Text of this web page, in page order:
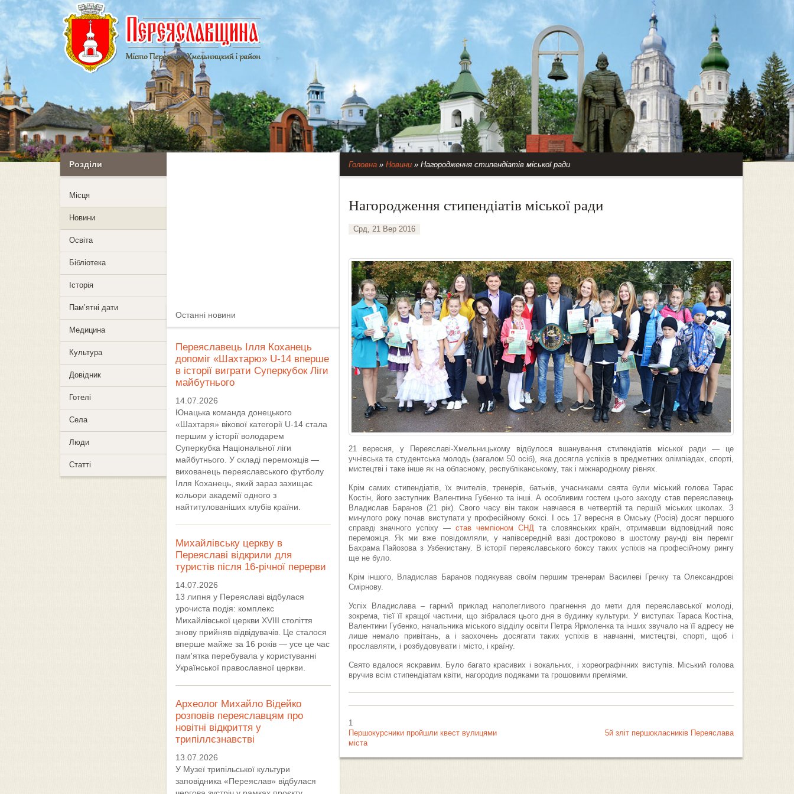
Розділи
Mісця
Новини
Освіта
Бібліотека
Історія
Пам’ятні дати
Медицина
Культура
Довідник
Готелі
Села
Люди
Статті
Останні новини
Переяславець Ілля Коханець
допоміг «Шахтарю» U-14 вперше
в історії виграти Суперкубок Ліги
майбутнього
14.07.2026
Юнацька команда донецького
«Шахтаря» вікової категорії U-14 стала
першим у історії володарем
Суперкубка Національної ліги
майбутнього. У складі переможців —
вихованець переяславського футболу
Ілля Коханець, який зараз захищає
кольори академії одного з
найтитулованіших клубів країни.
Михайлівську церкву в
Переяславі відкрили для
туристів після 16-річної перерви
14.07.2026
13 липня у Переяславі відбулася
урочиста подія: комплекс
Михайлівської церкви XVIII століття
знову прийняв відвідувачів. Це сталося
вперше майже за 16 років — усе це час
пам'ятка перебувала у користуванні
Української православної церкви.
Археолог Михайло Відейко
розповів переяславцям про
новітні відкриття у
трипіллєзнавстві
13.07.2026
У Музеї трипільської культури
заповідника «Переяслав» відбулася
Головна» Новини» Нагородження стипендіатів міської ради
Нагородження стипендіатів міської ради
Срд, 21 Вер 2016
21 вересня, у Переяславі-Хмельницькому відбулося вшанування стипендіатів міської ради — це
учнівська та студентська молодь (загалом 50 осіб), яка досягла успіхів в предметних олімпіадах, спорті,
мистецтві і таке інше як на обласному, республіканському, так і міжнародному рівнях.
Крім самих стипендіатів, їх вчителів, тренерів, батьків, учасниками свята були міський голова Тарас
Костін, його заступник Валентина Губенко та інші. А особливим гостем цього заходу став переяславець
Владислав Баранов (21 рік). Свого часу він також навчався в четвертій та першій міських школах. З
минулого року почав виступати у професійному боксі. І ось 17 вересня в Омську (Росія) досяг першого
справді значного успіху — став чемпіоном СНДта словянських країн, отримавши відповідний пояс
переможця. Як ми вже повідомляли, у напівсередній вазі достроково в шостому раунді він переміг
Бахрама Пайозова з Узбекистану. В історії переяславського боксу таких успіхів на професійному рингу
ще не було.
Крім іншого, Владислав Баранов подякував своїм першим тренерам Василеві Гречку та Олександрові
Смірнову.
Успіх Владислава – гарний приклад наполегливого прагнення до мети для переяславської молоді,
зокрема, тієї її кращої частини, що зібралася цього дня в будинку культури. У виступах Тараса Костіна,
Валентини Губенко, начальника міського відділу освіти Петра Ярмоленка та інших звучало на її адресу не
лише немало привітань, а і заохочень досягати таких успіхів в навчанні, мистецтві, спорті, щоб і
прославляти, і розбудовувати і місто, і країну.
Свято вдалося яскравим. Було багато красивих і вокальних, і хореографічних виступів. Міський голова
вручив всім стипендіатам квіти, нагородив подяками та грошовими преміями.
1
Першокурсники пройшли квест вулицями
міста
5й зліт першокласників Переяслава